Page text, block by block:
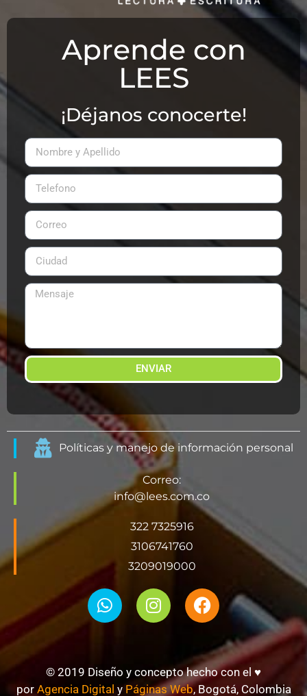
Aprende con
LEES
¡Déjanos conocerte!
ENVIAR
Políticas y manejo de información personal
Correo:
info@lees.com.co
322 7325916
3106741760
3209019000
© 2019 Diseño y concepto hecho con el ♥
por Agencia Digital y Páginas Web, Bogotá, Colombia